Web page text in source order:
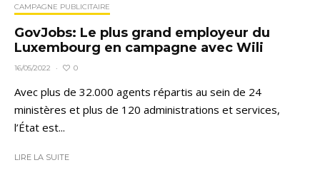
CAMPAGNE PUBLICITAIRE
GovJobs: Le plus grand employeur du
Luxembourg en campagne avec Wili
16/05/2022 · 0
Avec plus de 32.000 agents répartis au sein de 24
ministères et plus de 120 administrations et services,
l’État est...
LIRE LA SUITE